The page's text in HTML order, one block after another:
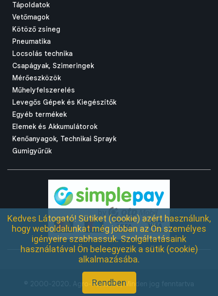
Tápoldatok
Vetőmagok
Kötöző zsineg
Pneumatika
Locsolás technika
Csapágyak, Szimeringek
Mérőeszközök
Műhelyfelszerelés
Levegős Gépek és Kiegészítők
Egyéb termékek
Elemek és Akkumulátorok
Kenőanyagok, Technikai Sprayk
Gumigyűrűk
© 2000-2020. Agro-Porta Kft., Minden jog fenntartva
Kedves Látogató! Sütiket (cookie) azért használunk,
hogy weboldalunkat még jobban az Ön személyes
igényeire szabhassuk. Szolgáltatásaink
használatával Ön beleegyezik a sütik (cookie)
alkalmazásába.
Rendben